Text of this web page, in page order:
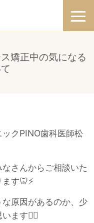
矯正中の気になる
クPINO歯科医師松
さんからご相談いた
す🦷⚡
原因があるのか、少
ます👩‍⚕️